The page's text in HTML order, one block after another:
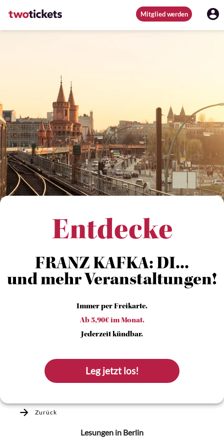
Mitglied werden
Entdecke
FRANZ KAFKA: DI...
und mehr Veranstaltungen!
Immer per Freikarte.
Ab 5,90€ im Monat.
Jederzeit kündbar.
Leg jetzt los!
Zurück
Lesungen in Berlin